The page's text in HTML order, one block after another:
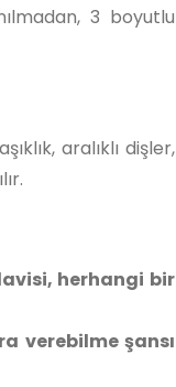
3 boyutlu
aralıklı dişler,
herhangi bir
verebilme şansı